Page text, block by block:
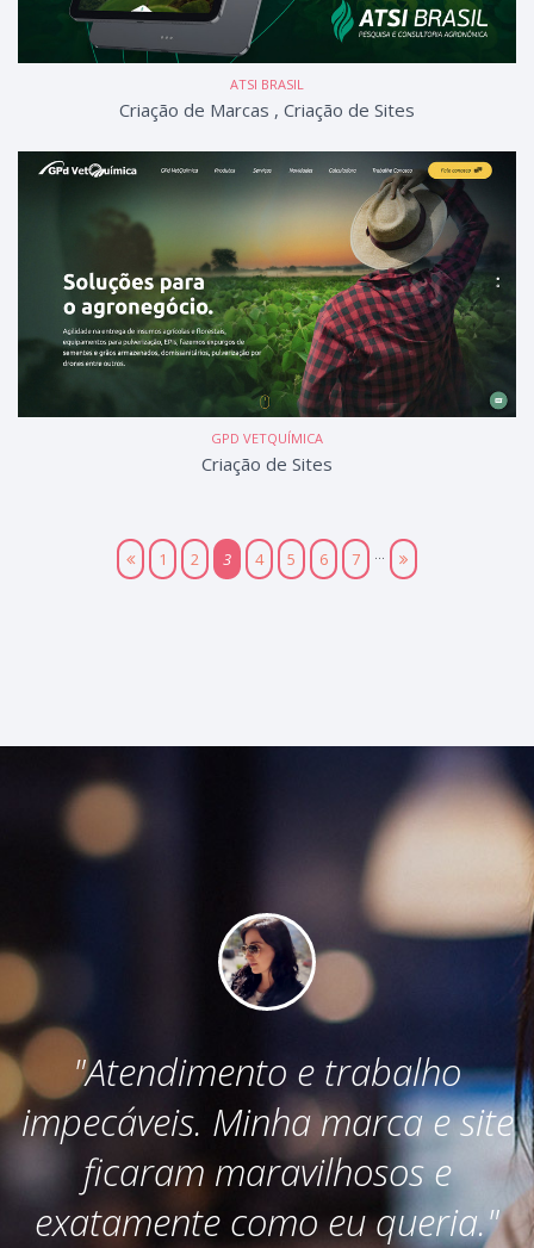
ATSI BRASIL
Criação de Marcas , Criação de Sites
GPD VETQUÍMICA
Criação de Sites
1 2 3 4 5 6 7 ...
"Ótimo atendimento do
Gustavo e equipe. Trabalho
profissional e de qualidade no
desenvolvimento de sites e